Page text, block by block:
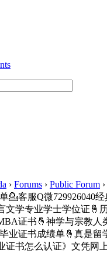
› Forums › Public Forum ›
💁客服Q微729926040
文学专业学士学位证🤞
证书🤞神学与宗教人
业证书成绩单🤞真是留
证书怎么认证》文凭网